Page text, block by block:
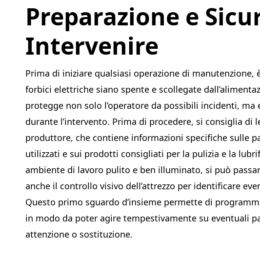
Preparazione e
Intervenire
Prima di iniziare qualsiasi operazione di manutenzione,
forbici elettriche siano spente e scollegate
protegge non solo l’operatore da possibili incidenti, ma
durante l’intervento. Prima di procedere, si consiglia di
produttore, che contiene informazioni specifiche sulle
utilizzati e sui prodotti consigliati per la pulizia e la
ambiente di lavoro pulito e ben illuminato, si può
anche il controllo visivo dell’attrezzo per identificare
Questo primo sguardo d’insieme permette di
in modo da poter agire tempestivamente su eventuali
attenzione o sostituzione.